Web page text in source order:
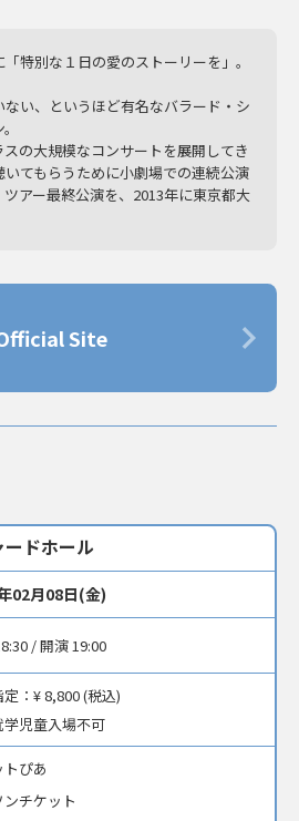
特別な１日の愛のストーリーを」。
い、というほど有名なバラード・シ
の大規模なコンサートを展開してき
てもらうために小劇場での連続公演
アー最終公演を、2013年に東京都大
Site
ドホール
02月08日(金)
/ 開演 19:00
： ¥ 8,800 (税込)
学児童入場不可
ぴあ
ンチケット